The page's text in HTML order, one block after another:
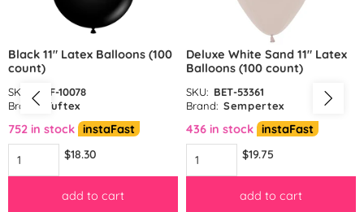
Black 11″ Latex Balloons (100
count)
SKU:
TUF-10078
Brand:
Tuftex
752 in stock instaFast
$18.30
add to cart
Deluxe White Sand 11″ Latex
Balloons (100 count)
SKU: BET-53361
Brand: Sempertex
436 in stock instaFast
$19.75
add to cart